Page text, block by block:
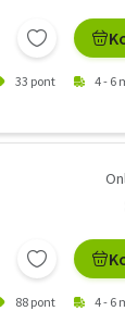
33 pont 4 - 6
88 pont 4 - 6